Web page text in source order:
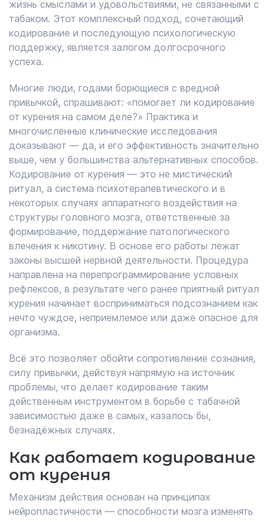
жизнь смыслами и удовольствиями, не связанными с
табаком. Этот комплексный подход, сочетающий
кодирование и последующую психологическую
поддержку, является залогом долгосрочного
успеха.
Многие люди, годами борющиеся с вредной
привычкой, спрашивают: «помогает ли кодирование
от курения на самом деле?» Практика и
многочисленные клинические исследования
доказывают — да, и его эффективность значительно
выше, чем у большинства альтернативных способов.
Кодирование от курения — это не мистический
ритуал, а система психотерапевтического и в
некоторых случаях аппаратного воздействия на
структуры головного мозга, ответственные за
формирование, поддержание патологического
влечения к никотину. В основе его работы лежат
законы высшей нервной деятельности. Процедура
направлена на перепрограммирование условных
рефлексов, в результате чего ранее приятный ритуал
курения начинает восприниматься подсознанием как
нечто чуждое, неприемлемое или даже опасное для
организма.
Всё это позволяет обойти сопротивление сознания,
силу привычки, действуя напрямую на источник
проблемы, что делает кодирование таким
действенным инструментом в борьбе с табачной
зависимостью даже в самых, казалось бы,
безнадёжных случаях.
Как работает кодирование
от курения
Механизм действия основан на принципах
нейропластичности — способности мозга изменять